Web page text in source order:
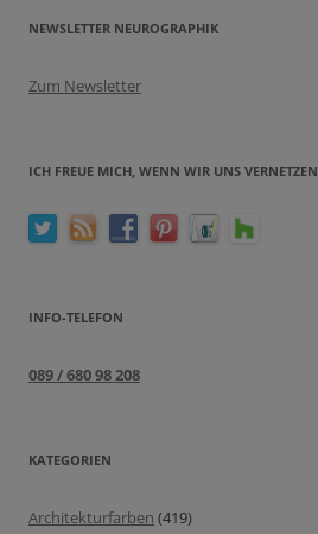
NEWSLETTER NEUROGRAPHIK
Zum Newsletter
ICH FREUE MICH, WENN WIR UNS VERNETZEN
INFO-TELEFON
089 / 680 98 208
KATEGORIEN
Architekturfarben (419)